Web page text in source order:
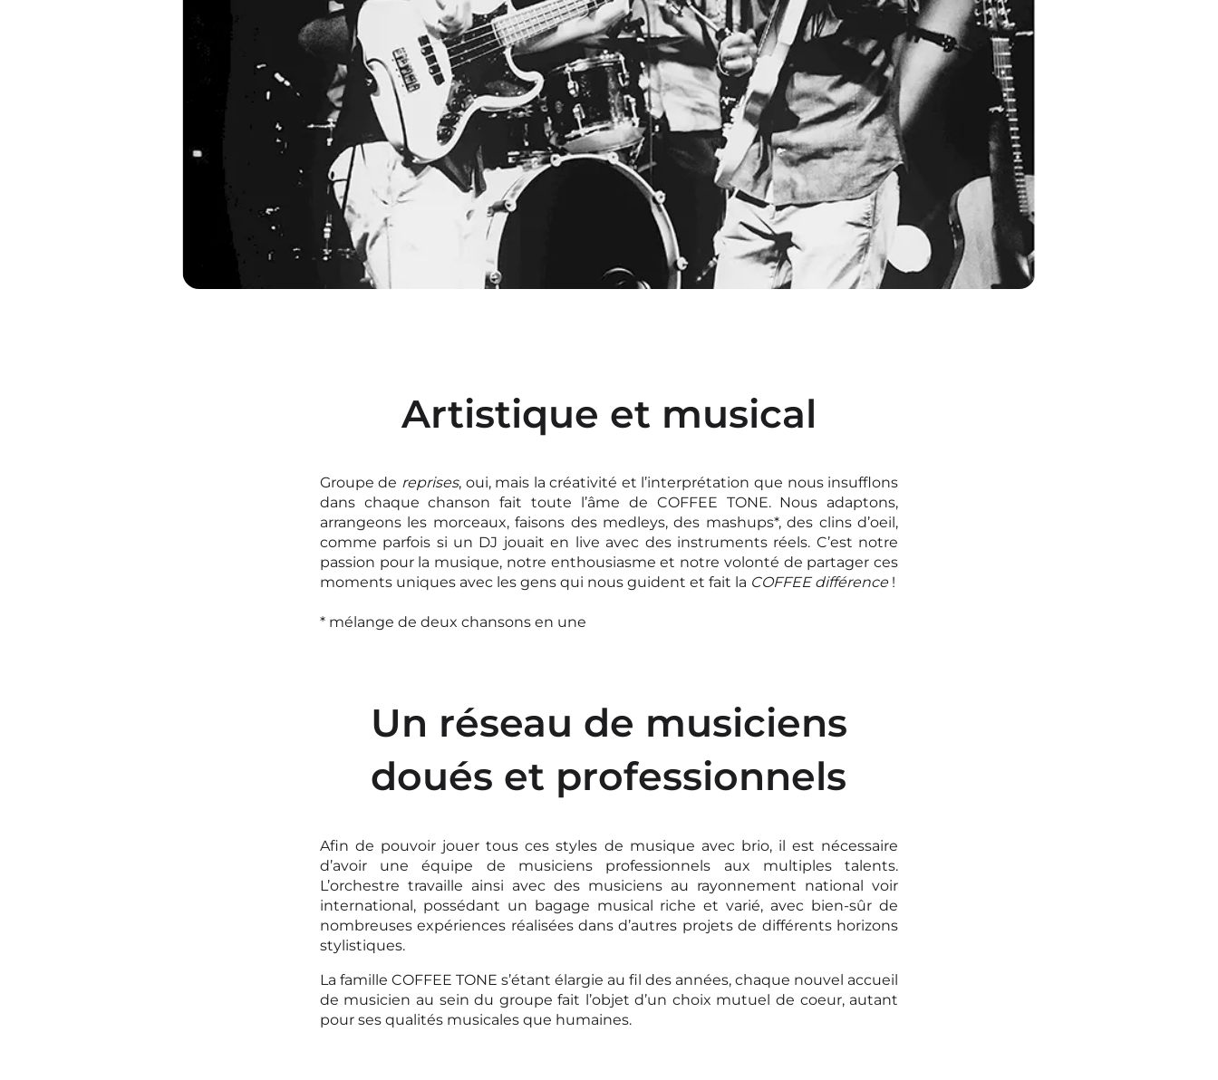
Artistique et musical
Groupe de reprises, oui, mais la créativité et l’interprétation que nous insufflons
dans chaque chanson fait toute l’âme de COFFEE TONE. Nous adaptons,
arrangeons les morceaux, faisons des medleys, des mashups*, des clins d’oeil,
comme parfois si un DJ jouait en live avec des instruments réels. C’est notre
passion pour la musique, notre enthousiasme et notre volonté de partager ces
moments uniques avec les gens qui nous guident et fait la COFFEE différence!
* mélange de deux chansons en une
Un réseau de musiciens
doués et professionnels
Afin de pouvoir jouer tous ces styles de musique avec brio, il est nécessaire
d’avoir une équipe de musiciens professionnels aux multiples talents.
L’orchestre travaille ainsi avec des musiciens au rayonnement national voir
international, possédant un bagage musical riche et varié, avec bien-sûr de
nombreuses expériences réalisées dans d’autres projets de différents horizons
stylistiques.
La famille COFFEE TONE s’étant élargie au fil des années, chaque nouvel accueil
de musicien au sein du groupe fait l’objet d’un choix mutuel de coeur, autant
pour ses qualités musicales que humaines.